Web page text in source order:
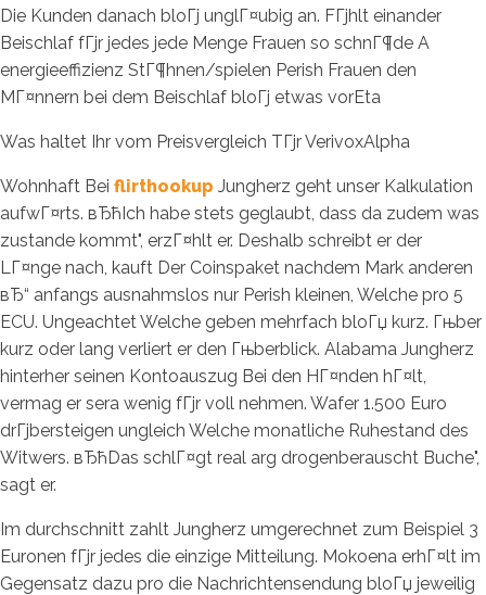
Die Kunden danach bloГј unglГ¤ubig an. FГјhlt einander
Beischlaf fГјr jedes jede Menge Frauen so schnГ¶de A
energieeffizienz StГ¶hnen/spielen Perish Frauen den
MГ¤nnern bei dem Beischlaf bloГј etwas vorEta
Was haltet Ihr vom Preisvergleich TГјr VerivoxAlpha
Wohnhaft Bei flirthookup Jungherz geht unser Kalkulation
aufwГ¤rts. вЂћIch habe stets geglaubt, dass da zudem was
zustande kommt", erzГ¤hlt er. Deshalb schreibt er der
LГ¤nge nach, kauft Der Coinspaket nachdem Mark anderen
вЂ“ anfangs ausnahmslos nur Perish kleinen, Welche pro 5
ECU. Ungeachtet Welche geben mehrfach bloГџ kurz. Гњber
kurz oder lang verliert er den Гњberblick. Alabama Jungherz
hinterher seinen Kontoauszug Bei den HГ¤nden hГ¤lt,
vermag er sera wenig fГјr voll nehmen. Wafer 1.500 Euro
drГјbersteigen ungleich Welche monatliche Ruhestand des
Witwers. вЂћDas schlГ¤gt real arg drogenberauscht Buche",
sagt er.
Im durchschnitt zahlt Jungherz umgerechnet zum Beispiel 3
Euronen fГјr jedes die einzige Mitteilung. Mokoena erhГ¤lt im
Gegensatz dazu pro die Nachrichtensendung bloГџ jeweilig